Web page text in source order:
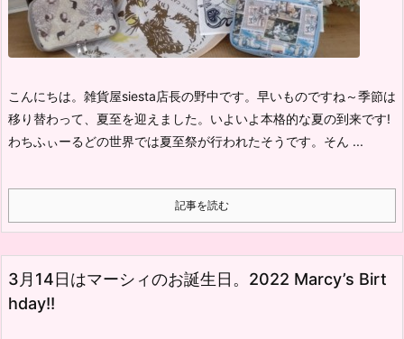
こんにちは。雑貨屋siesta店長の野中です。 早いものですね～季節は
移り替わって、夏至を迎えました。 いよいよ本格的な夏の到来です!
わちふぃーるどの世界では夏至祭が行われたそうです。 そん ...
記事を読む
3月14日はマーシィのお誕生日。2022 Marcy’s Birt
hday!!